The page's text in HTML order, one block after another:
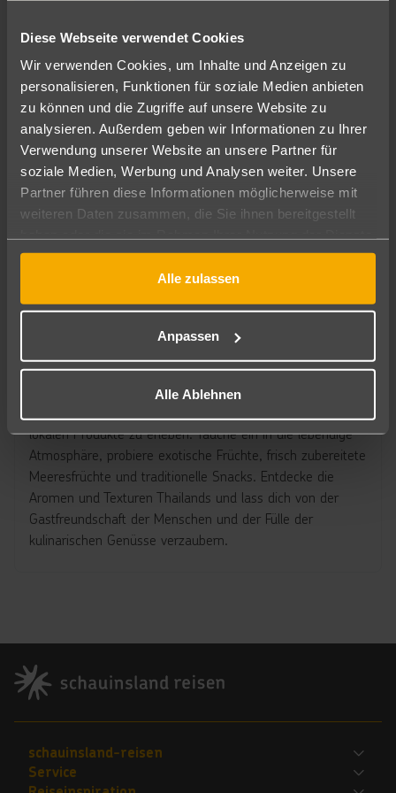
Diese Webseite verwendet Cookies
Wir verwenden Cookies, um Inhalte und Anzeigen zu
personalisieren, Funktionen für soziale Medien anbieten
zu können und die Zugriffe auf unsere Website zu
analysieren. Außerdem geben wir Informationen zu Ihrer
Verwendung unserer Website an unsere Partner für
soziale Medien, Werbung und Analysen weiter. Unsere
Partner führen diese Informationen möglicherweise mit
weiteren Daten zusammen, die Sie ihnen bereitgestellt
gesammelt haben.
Alle zulassen
Anpassen
Alle Ablehnen
Food Markets:
Besuche Märkte wie den
Wochenendmarkt in Chiang Mai für frische
Meeresfrüchte, exotische Früchte und lokale
Köstlichkeiten.
Die Esskultur Thailands ist geprägt von der Verwendung
des Löffels als universelles Esswerkzeug und von der
Beliebtheit der mobilen Garküchen, die auf den Straßen
du authentische Gerichte probieren, die oft als die besten
Von Currygerichten und Suppen bis hin zu gebratenem
Fleisch und frischem Obst bieten diese Garküchen einen
erschwinglichen und unkomplizierten Zugang zur
thailändischen Küche. Die Märkte wie der Chatuchak
Markt in Bangkok oder der Wochenendmarkt in Chiang
lokalen Produkte zu erleben. Tauche ein in die lebendige
Atmosphäre, probiere exotische Früchte, frisch zubereitete
Meeresfrüchte und traditionelle Snacks. Entdecke die
Aromen und Texturen Thailands und lass dich von der
Gastfreundschaft der Menschen und der Fülle der
kulinarischen Genüsse verzaubern.
Footer navigation
schauinsland-reisen
Bewerte uns
Service